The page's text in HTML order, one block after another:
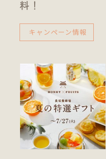
料！
キャンペーン情報